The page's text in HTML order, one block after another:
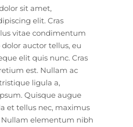
sit amet,
elit. Cras
vitae condimentum
dolor auctor tellus, eu
elit quis nunc. Cras
est. Nullam ac
ligula a,
Quisque augue
et tellus nec, maximus
Nullam elementum nibh